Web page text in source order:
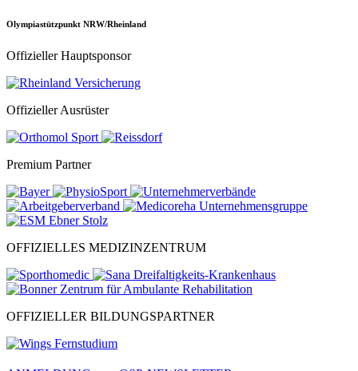
Olympiastützpunkt NRW/Rheinland
Offizieller Hauptsponsor
Offizieller Ausrüster
Premium Partner
OFFIZIELLES MEDIZINZENTRUM
OFFIZIELLER BILDUNGSPARTNER